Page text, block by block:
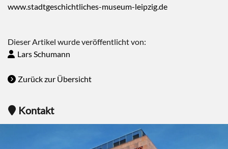
www.stadtgeschichtliches-museum-leipzig.de
Dieser Artikel wurde veröffentlicht von:
Lars Schumann
Zurück zur Übersicht
Kontakt